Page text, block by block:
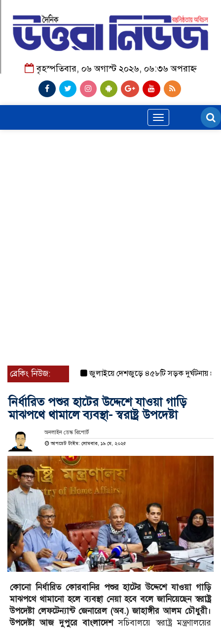
বৃহস্পতিবার, ০৬ অগাস্ট ২০২৬, ০৬:৩৬ অপরাহ্ন
Toggle
navigation
ব্রেকিং নিউজ: জুলাইয়ে দেশজুড়ে ৪৫৮টি সড়ক দুর্ঘটনায় ৪১৬ জন
নির্ধারিত পশুর হাটের উদ্দেশে যাওয়া গাড়ি
মাঝপথে থামালে ব্যবস্থা- স্বরাষ্ট্র উপদেষ্টা
অনলাইন ডেস্ক রিপোর্ট
আপডেট টাইম: সোমবার, ১৯ মে, ২০২৫
কোনো নির্ধারিত কোরবানির পশুর হাটের উদ্দেশে যাওয়া গাড়ি
মাঝপথে থামানো হলে ব্যবস্থা নেয়া হবে বলে জানিয়েছেন স্বরাষ্ট্র
উপদেষ্টা লেফটেন্যান্ট জেনারেল (অব.) জাহাঙ্গীর আলম চৌধুরী।
উপদেষ্টা আজ দুপুরে বাংলাদেশসচিবালয়ে স্বরাষ্ট্র মন্ত্রণালয়ের